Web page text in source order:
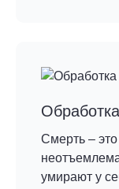
Смерть –
умирают у